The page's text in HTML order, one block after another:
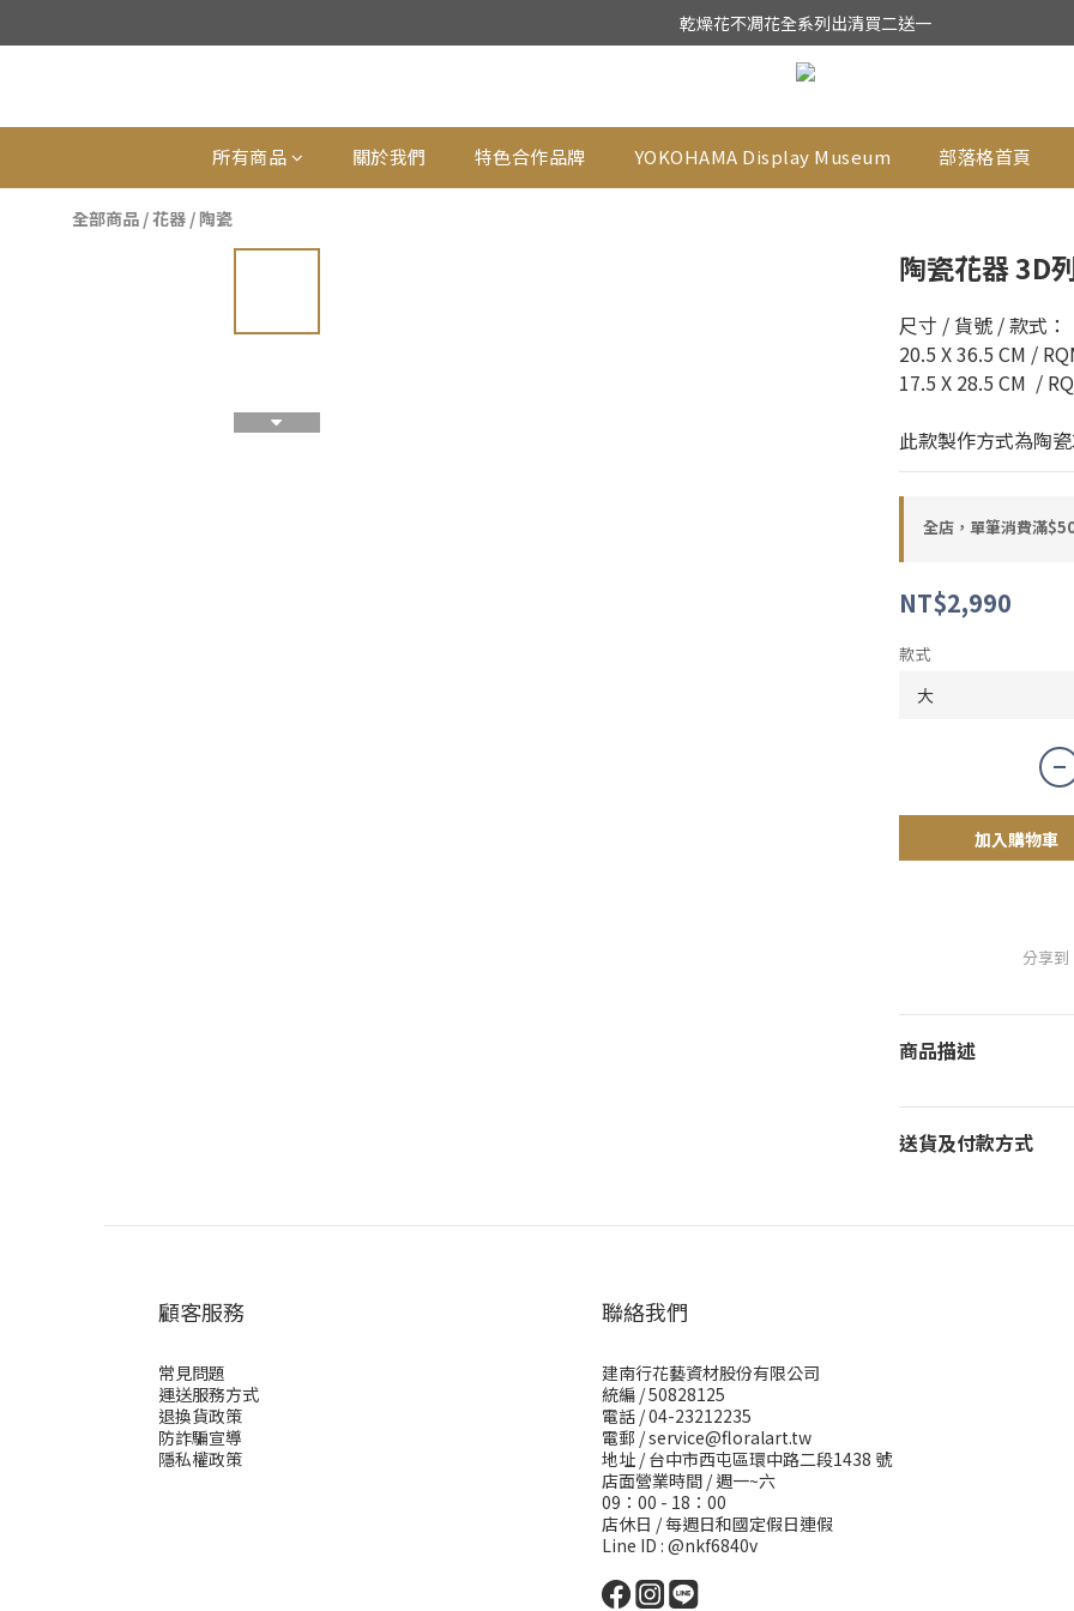
★日本東京堂花材系列全面出清特價中★
乾燥花不凋花全系列出清買二送一
★日本東京堂花材系列全面出清特價中★
所有商品 關於我們 特色合作品牌 YOKOHAMA Display Museum 部落格首頁
全部商品 /花器 / 陶瓷
陶瓷花器 3D
尺寸 / 貨號 / 款式：
20.5 X 36.5 CM /
17.5 X 28.5 CM  /
此款製作方式為陶
全店，單筆消費滿
NT$2,990
款式
加入購物車
分享到
商品描述
送貨及付款方式
顧客服務
常見問題
運送服務方式
退換貨政策
防詐騙宣導
隱私權政策
聯絡我們
建南行花藝資材股份有限公司
統編 / 50828125
電話 / 04-23212235
電郵 /service@floralart.tw
地址 / 台中市西屯區環中路二段1438 號
店面營業時間 / 週一~六
09：00 - 18：00
店休日 / 每週日和國定假日連假
Line ID : @nkf6840v